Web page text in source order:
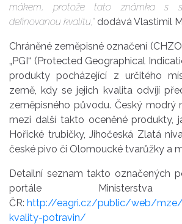
mákem, protože tato známka s
definovanou kvalitu,“ dodává Vlastimil
Chráněné zeměpisné označení
„PGI“ (Protected Geographical
produkty pocházející z určitého
země, kdy se jejich kvalita odvíjí
zeměpisného původu. Český modrý
mezi další takto oceněné produkty,
Hořické trubičky, Jihočeská Zlatá
české pivo či Olomoucké tvarůžky a
Detailní seznam takto označených
portále Ministerstva
ČR: http://eagri.cz/public/web/
kvality-potravin/